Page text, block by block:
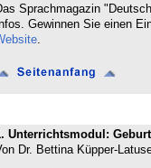
Sprachmagazin
Gewinnen Sie einen
Unterrichtsmodul:
Dr. Bettina Küpper-